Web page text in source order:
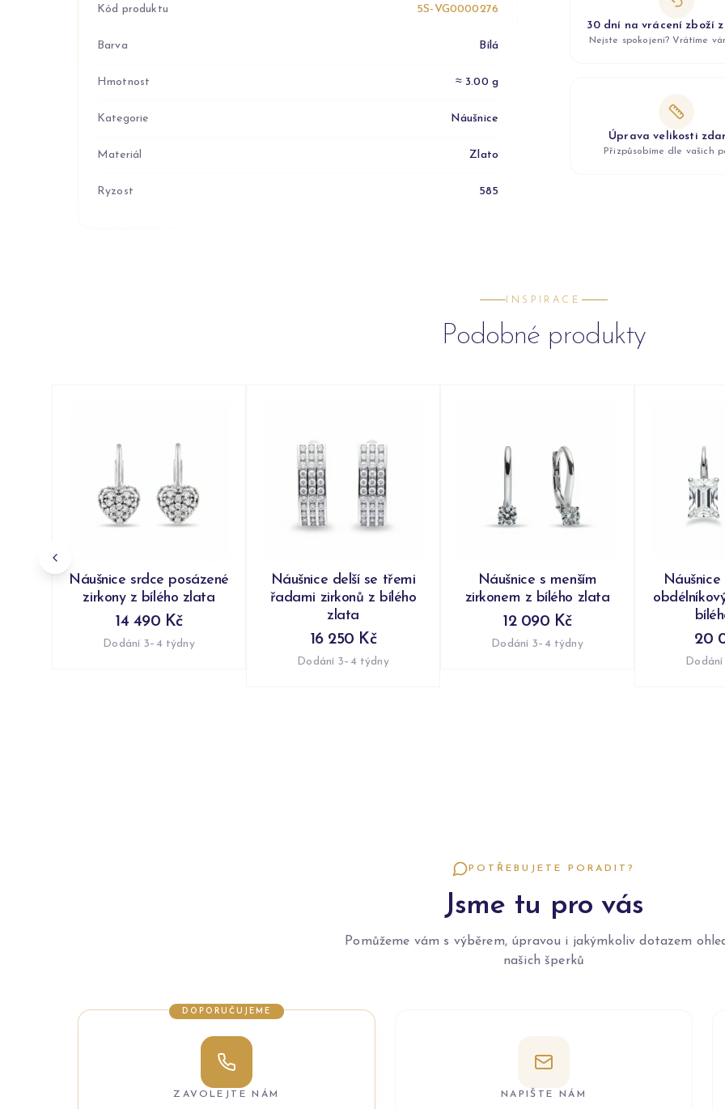
Kód produktu 5S-VG0000276
Barva Bílá
Hmotnost ≈ 3.00 g
Kategorie Náušnice
Materiál Zlato
Ryzost 585
30 dní na vrácení zboží z
Nejste spokojeni? Vrátíme
Úprava velikosti
Přizpůsobíme dle vašich
INSPIRACE
Podobné produkty
Náušnice srdce posázené
zirkony z bílého zlata
14 490 Kč
Dodání 3–4 týdny
Náušnice delší se třemi
řadami zirkonů z bílého
zlata
16 250 Kč
Dodání 3–4 týdny
Náušnice s menším
zirkonem z bílého zlata
12 090 Kč
Dodání 3–4 týdny 20
POTŘEBUJETE PORADIT?
Jsme tu pro vás
Pomůžeme vám s výběrem, úpravou i jakýmkoliv dotazem
našich šperků
DOPORUČUJEME
ZAVOLEJTE NÁM NAPIŠTE NÁM